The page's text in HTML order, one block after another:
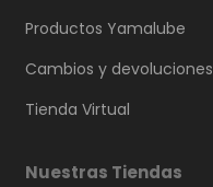
Productos Yamalube
Cambios y devoluciones
Tienda Virtual
Nuestras Tiendas